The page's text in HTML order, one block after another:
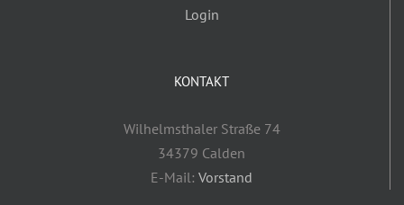
Login
KONTAKT
Wilhelmsthaler Straße 74
34379 Calden
E-Mail: Vorstand